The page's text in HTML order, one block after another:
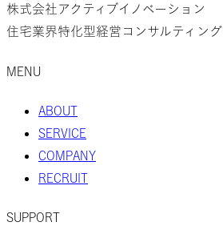
株式会社アクティブイノベーション
住宅業界特化型経営コンサルティング
MENU
ABOUT
SERVICE
COMPANY
RECRUIT
SUPPORT